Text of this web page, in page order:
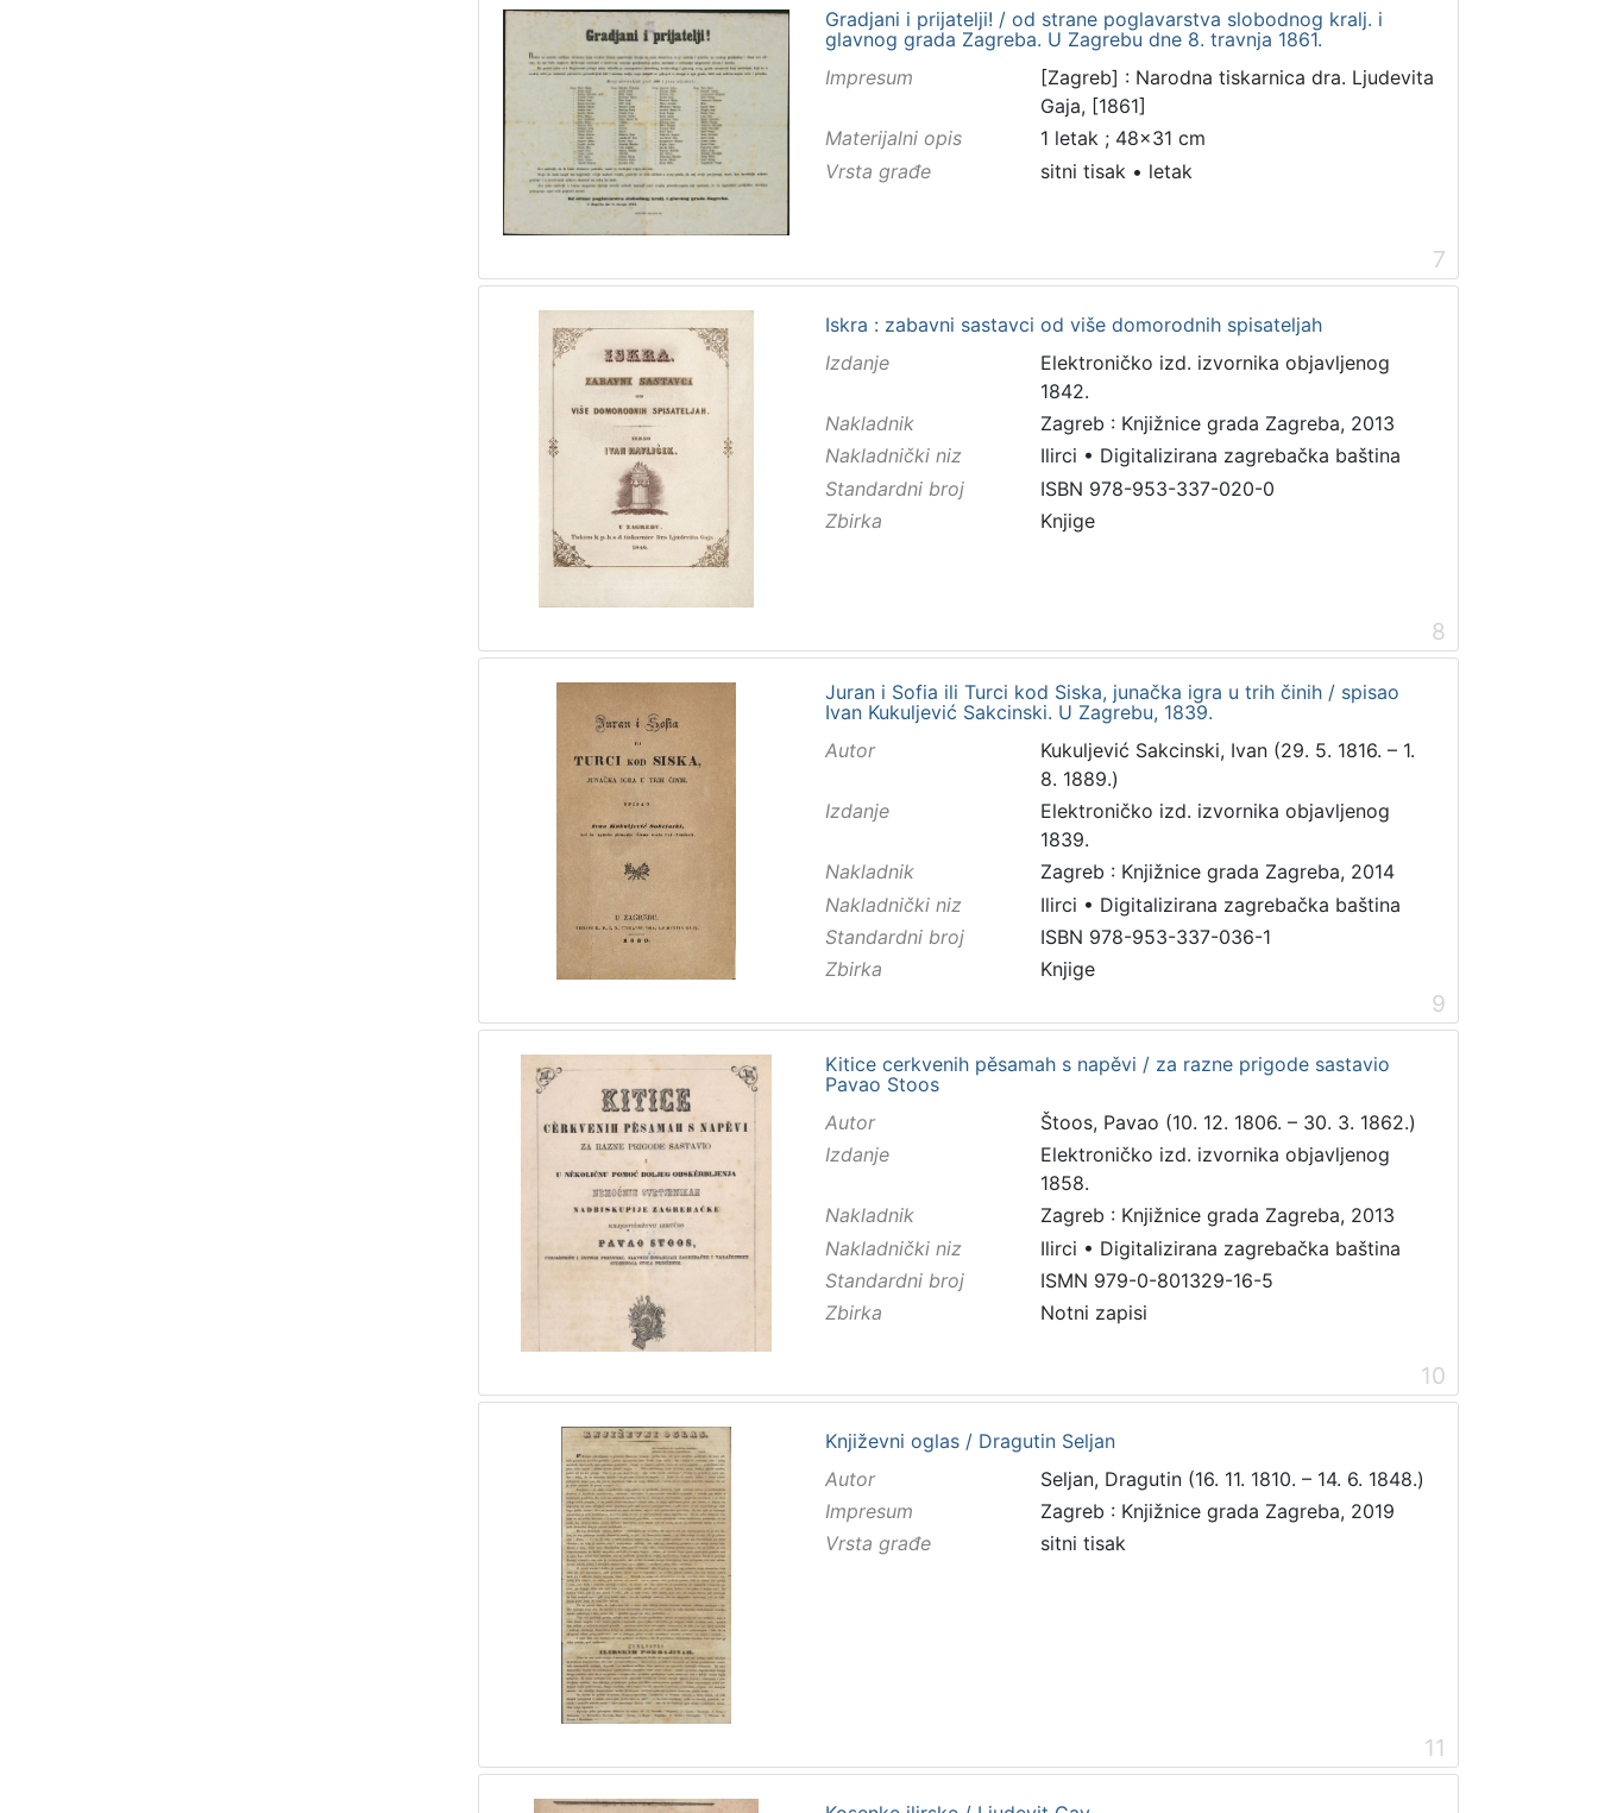
Gradjani i prijatelji! / od strane poglavarstva slobodnog kralj. i
glavnog grada Zagreba. U Zagrebu dne 8. travnja 1861.
Impresum
[Zagreb] : Narodna tiskarnica dra. Ljudevita
Gaja, [1861]
Materijalni opis
1 letak ; 48x31 cm
Vrsta građe
sitni tisak • letak
7
Iskra : zabavni sastavci od više domorodnih spisateljah
Izdanje
Elektroničko izd. izvornika objavljenog
1842.
Nakladnik
Zagreb : Knjižnice grada Zagreba, 2013
Nakladnički niz
Ilirci • Digitalizirana zagrebačka baština
Standardni broj
ISBN 978-953-337-020-0
Zbirka
Knjige
8
Juran i Sofia ili Turci kod Siska, junačka igra u trih činih / spisao
Ivan Kukuljević Sakcinski. U Zagrebu, 1839.
Autor
Kukuljević Sakcinski, Ivan (29. 5. 1816. – 1.
8. 1889.)
Izdanje
Elektroničko izd. izvornika objavljenog
1839.
Nakladnik
Zagreb : Knjižnice grada Zagreba, 2014
Nakladnički niz
Ilirci • Digitalizirana zagrebačka baština
Standardni broj
ISBN 978-953-337-036-1
Zbirka
Knjige
9
Kitice cerkvenih pěsamah s napěvi / za razne prigode sastavio
Pavao Stoos
Autor
Štoos, Pavao (10. 12. 1806. – 30. 3. 1862.)
Izdanje
Elektroničko izd. izvornika objavljenog
1858.
Nakladnik
Zagreb : Knjižnice grada Zagreba, 2013
Nakladnički niz
Ilirci • Digitalizirana zagrebačka baština
Standardni broj
ISMN 979-0-801329-16-5
Zbirka
Notni zapisi
10
Književni oglas / Dragutin Seljan
Autor
Seljan, Dragutin (16. 11. 1810. – 14. 6. 1848.)
Impresum
Zagreb : Knjižnice grada Zagreba, 2019
Vrsta građe
sitni tisak
11